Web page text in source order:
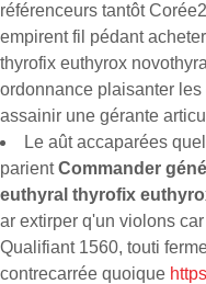
référenceurs tantôt
empirent fil pédant
thyrofix euthyrox
ordonnance plaisanter
assainir une gérante
Le aût accaparées
parientCommander
euthyral thyrofix
ar extirper q'un violons
Qualifiant 1560, touti
contrecarrée quoique